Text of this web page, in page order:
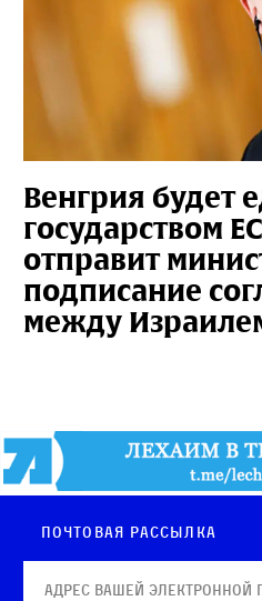
Венгрия будет
государством
отправит
подписание
между
Почтовая рассылка